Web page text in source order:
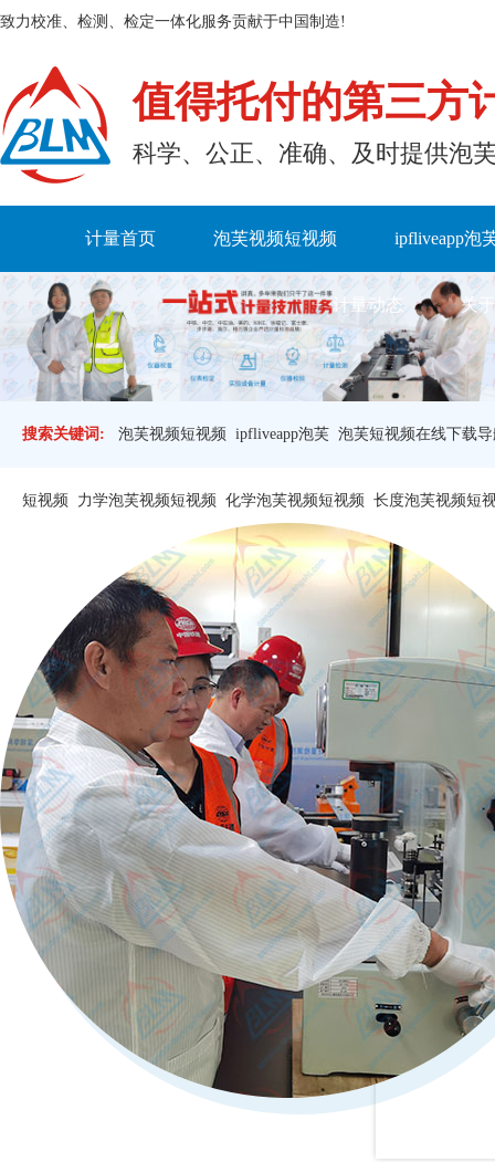
致力校准、检测、检定一体化服务贡献于中国制造!
值得托付的第三方
科学、公正、准确、及时
计量首页 泡芙视频短视频 ipfliveapp泡
计量动态 关
搜索关键词: 泡芙视频短视频 ipfliveapp泡芙 泡芙短视频在线下载
短视频 力学泡芙视频短视频 化学泡芙视频短视频 长度泡芙视频短